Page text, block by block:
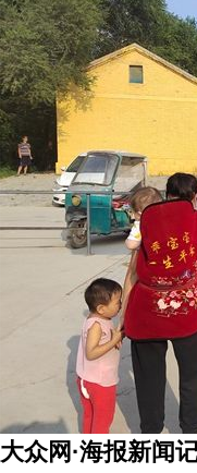
大众网·海报新闻